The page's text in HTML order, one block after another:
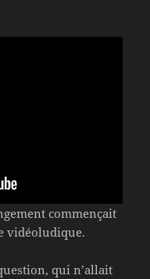
commençait
vidéoludique.
qui n’allait